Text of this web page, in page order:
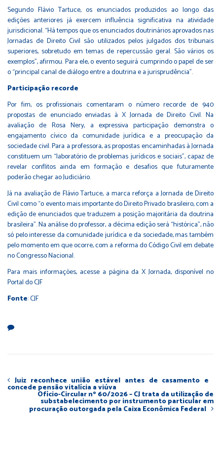
Segundo Flávio Tartuce, os enunciados produzidos ao longo das
edições anteriores já exercem influência significativa na atividade
jurisdicional. “Há tempos que os enunciados doutrinários aprovados nas
Jornadas de Direito Civil são utilizados pelos julgados dos tribunais
superiores, sobretudo em temas de repercussão geral. São vários os
exemplos”, afirmou. Para ele, o evento seguirá cumprindo o papel de ser
o “principal canal de diálogo entre a doutrina e a jurisprudência”.
Participação recorde
Por fim, os profissionais comentaram o número recorde de 940
propostas de enunciado enviadas à X Jornada de Direito Civil. Na
avaliação de Rosa Nery, a expressiva participação demonstra o
engajamento cívico da comunidade jurídica e a preocupação da
sociedade civil. Para a professora, as propostas encaminhadas à Jornada
constituem um “laboratório de problemas jurídicos e sociais”, capaz de
revelar conflitos ainda em formação e desafios que futuramente
poderão chegar ao Judiciário.
Já na avaliação de Flávio Tartuce, a marca reforça a Jornada de Direito
Civil como “o evento mais importante do Direito Privado brasileiro, com a
edição de enunciados que traduzem a posição majoritária da doutrina
brasileira”. Na análise do professor, a décima edição será “histórica”, não
só pelo interesse da comunidade jurídica e da sociedade, mas também
pelo momento em que ocorre, com a reforma do Código Civil em debate
no Congresso Nacional.
Para mais informações, acesse a página da X Jornada, disponível no
Portal do CJF
Fonte: CJF
Juiz reconhece união estável antes de casamento e
concede pensão vitalícia a viúva
Ofício-Circular nº 60/2026 – CJ trata da utilização de
substabelecimento por instrumento particular em
procuração outorgada pela Caixa Econômica Federal